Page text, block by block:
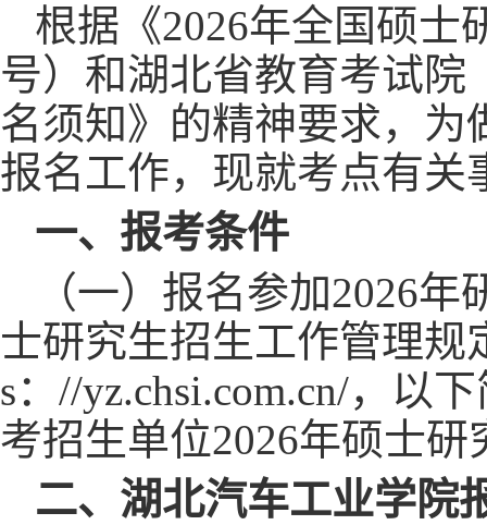
根据《2026年全国硕士
号） 和湖北省教育考试院
名须知》的精神要求，为
报名工作，现就考点有关
一、报考条件
（一）报名参加2026年
士研究生招生工作管理规
s：//yz.chsi.com.cn/，以
考招生单位2026年硕士
二、湖北汽车工业学院